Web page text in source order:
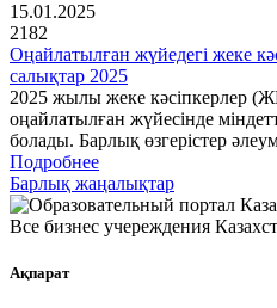
15.01.2025
2182
Оңайлатылған жүйедегі жеке
салықтар 2025
2025 жылы жеке кәсіпкерлер
оңайлатылған жүйесінде
болады. Барлық өзгерістер
Подробнее
Барлық жаңалықтар
Все бизнес учереждения
Ақпарат